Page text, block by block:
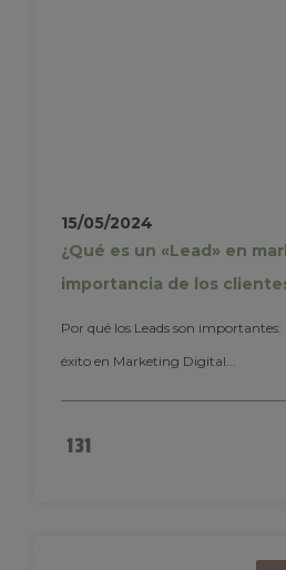
15/05/2024
¿Qué es un «Lead» en
importancia de los
Por qué los Leads son importantes:
éxito en Marketing Digital...
131